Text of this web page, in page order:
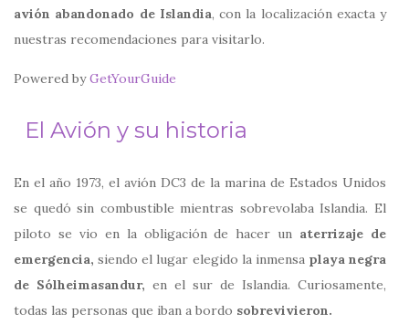
avión abandonado de Islandia, con la localización exacta y
nuestras recomendaciones para visitarlo.
Powered byGetYourGuide
El Avión y su historia
En el año 1973, el avión DC3 de la marina de Estados Unidos
se quedó sin combustible mientras sobrevolaba Islandia. El
piloto se vio en la obligación de hacer un aterrizaje de
emergencia, siendo el lugar elegido la inmensa playa negra
de Sólheimasandur, en el sur de Islandia. Curiosamente,
todas las personas que iban a bordo sobrevivieron.